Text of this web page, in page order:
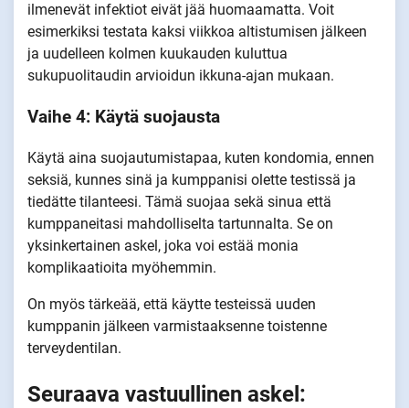
ilmenevät infektiot eivät jää huomaamatta. Voit
esimerkiksi testata kaksi viikkoa altistumisen jälkeen
ja uudelleen kolmen kuukauden kuluttua
sukupuolitaudin arvioidun ikkuna-ajan mukaan.
Vaihe 4: Käytä suojausta
Käytä aina suojautumistapaa, kuten kondomia, ennen
seksiä, kunnes sinä ja kumppanisi olette testissä ja
tiedätte tilanteesi. Tämä suojaa sekä sinua että
kumppaneitasi mahdolliselta tartunnalta. Se on
yksinkertainen askel, joka voi estää monia
komplikaatioita myöhemmin.
On myös tärkeää, että käytte testeissä uuden
kumppanin jälkeen varmistaaksenne toistenne
terveydentilan.
Seuraava vastuullinen askel: